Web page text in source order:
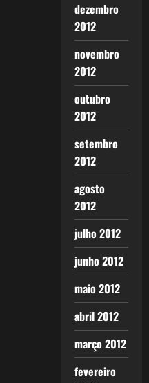
dezembro
2012
novembro
2012
outubro
2012
setembro
2012
agosto
2012
julho 2012
junho 2012
maio 2012
abril 2012
março 2012
fevereiro